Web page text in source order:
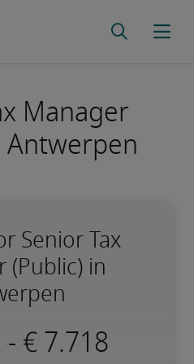
Manager
Antwerpen
Senior Tax
(Public) in
-